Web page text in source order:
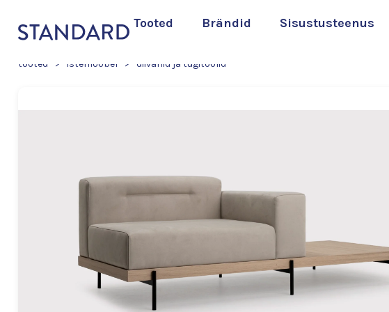
Tooted Brändid Sisustusteenus
tooted > istemööbel > diivanid ja tugitoolid